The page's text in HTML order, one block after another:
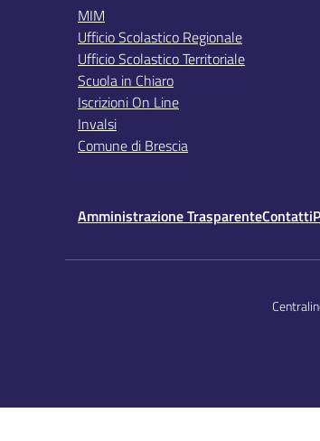
MIM
Ufficio Scolastico Regionale
Ufficio Scolastico Territoriale
Scuola in Chiaro
Iscrizioni On Line
Invalsi
Comune di Brescia
Amministrazione TrasparenteContatti